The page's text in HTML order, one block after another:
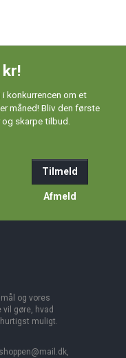
konkurrencen om et
måned! Bliv den første
skarpe tilbud.
Tilmeld
Afmeld
og vores
gøre, hvad
muligt.